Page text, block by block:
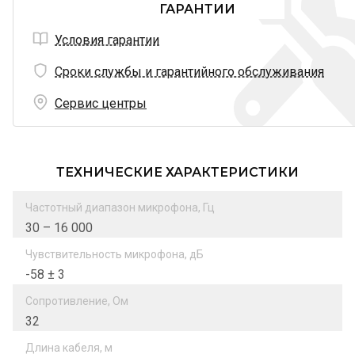
ГАРАНТИИ
Условия гарантии
Сроки службы и гарантийного обслуживания
Сервис центры
ТЕХНИЧЕСКИЕ ХАРАКТЕРИСТИКИ
Частотный диапазон микрофона, Гц
30 – 16 000
Чувствительность микрофона, дБ
-58 ± 3
Сопротивление, Ом
32
Длина кабеля, м